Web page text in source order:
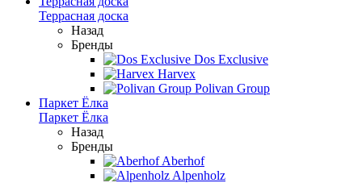
Террасная доска
Назад
Бренды
Dos Exclusive
Harvex
Polivan Group
Паркет Ёлка
Паркет Ёлка
Назад
Бренды
Aberhof
Alpenholz